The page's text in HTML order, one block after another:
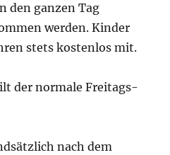
den ganzen Tag
werden. Kinder
stets kostenlos mit.
der normale Freitags-
nach dem